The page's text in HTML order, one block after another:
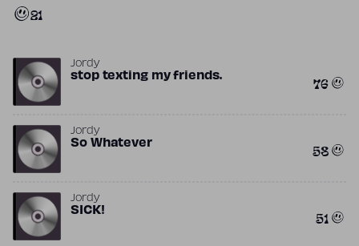
21
Jordy
stop texting my friends. 76
Jordy
So Whatever 58
Jordy
SICK! 51